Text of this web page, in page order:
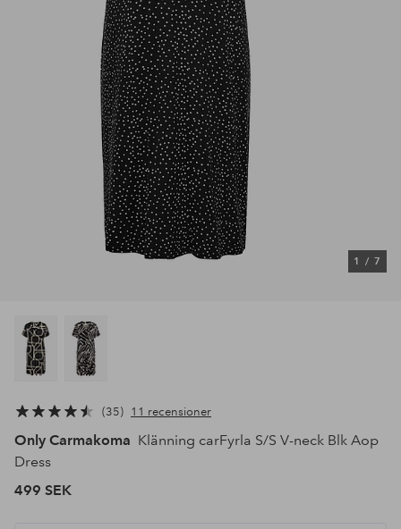
1 / 7
35 11 recensioner
Only Carmakoma Klänning carFyrla S/S V-neck Blk Aop
Dress
499 SEK